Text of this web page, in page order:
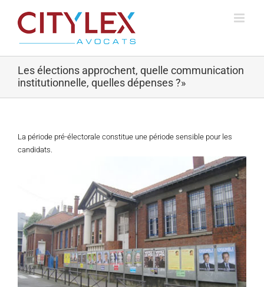
contenu
Les élections approchent, quelle communication
institutionnelle, quelles dépenses ?»
La période pré-électorale constitue une période sensible pour les
candidats.